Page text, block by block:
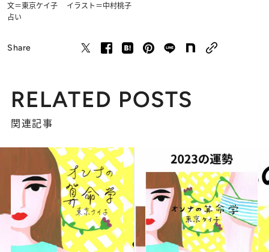
文＝東京ケイ子 イラスト＝中村桃子
占い
Share
RELATED POSTS
関連記事